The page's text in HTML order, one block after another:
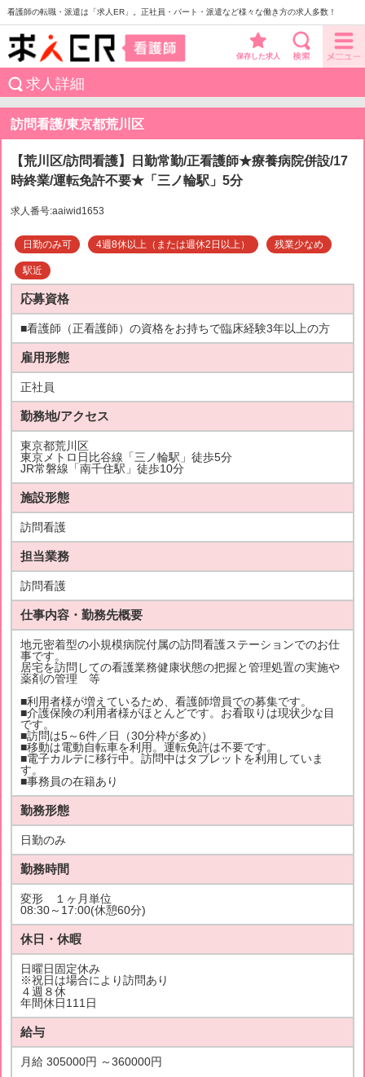
看護師の転職・派遣は「求人ER」。正社員・パート・派遣など様々な働き方の求人多数！
保存した求人
求人詳細
訪問看護/東京都荒川区
【荒川区/訪問看護】日勤常勤/正看護師★療養病院併設/17
時終業/運転免許不要★「三ノ輪駅」5分
求人番号:aaiwid1653
日勤のみ可 4週8休以上（または週休2日以上） 残業少なめ
駅近
応募資格
■看護師（正看護師）の資格をお持ちで臨床経験3年以上の方
雇用形態
正社員
勤務地/アクセス
東京都荒川区
東京メトロ日比谷線「三ノ輪駅」徒歩5分
JR常磐線「南千住駅」徒歩10分
施設形態
訪問看護
担当業務
訪問看護
仕事内容・勤務先概要
地元密着型の小規模病院付属の訪問看護ステーションでのお仕
事です。
居宅を訪問しての看護業務健康状態の把握と管理処置の実施や
薬剤の管理 等
■利用者様が増えているため、看護師増員での募集です。
■介護保険の利用者様がほとんどです。お看取りは現状少な目
です。
■訪問は5～6件／日（30分枠が多め）
■移動は電動自転車を利用。運転免許は不要です。
■電子カルテに移行中。訪問中はタブレットを利用していま
す。
■事務員の在籍あり
勤務形態
日勤のみ
勤務時間
変形 １ヶ月単位
08:30～17:00(休憩60分)
休日・休暇
日曜日固定休み
※祝日は場合により訪問あり
４週８休
年間休日111日
給与
月給 305000円 ～360000円